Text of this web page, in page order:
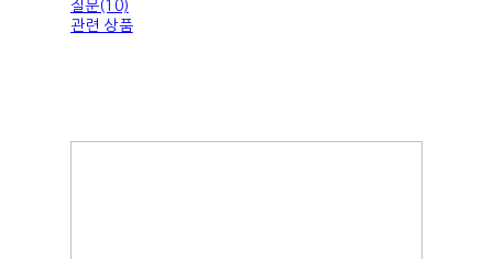
질문(10)
관련 상품